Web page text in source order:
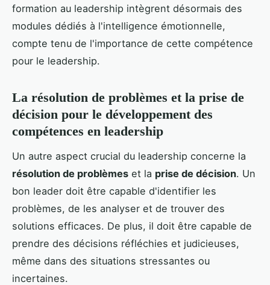
formation au leadership intègrent désormais des
modules dédiés à l'intelligence émotionnelle,
compte tenu de l'importance de cette compétence
pour le leadership.
La résolution de problèmes et la prise de
décision pour le développement des
compétences en leadership
Un autre aspect crucial du leadership concerne la
résolution de problèmes et la prise de décision. Un
bon leader doit être capable d'identifier les
problèmes, de les analyser et de trouver des
solutions efficaces. De plus, il doit être capable de
prendre des décisions réfléchies et judicieuses,
même dans des situations stressantes ou
incertaines.